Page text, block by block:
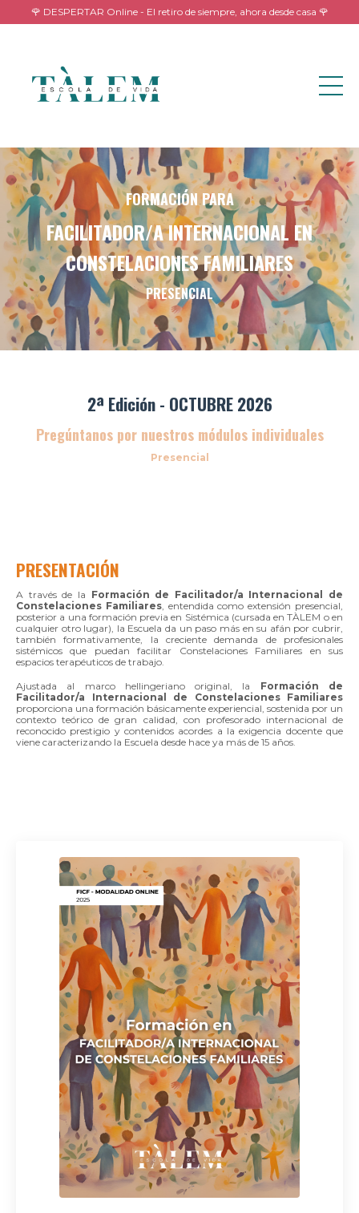
🌹 DESPERTAR Online - El retiro de siempre, ahora desde casa 🌹
FORMACIÓN PARA
FACILITADOR/A INTERNACIONAL EN
CONSTELACIONES FAMILIARES
PRESENCIAL
2ª Edición - OCTUBRE 2026
Pregúntanos por nuestros módulos individuales
Presencial
PRESENTACIÓN
A través de la Formación de Facilitador/a Internacional de
Constelaciones Familiares, entendida como extensión presencial,
posterior a una formación previa en Sistémica (cursada en TÀLEM o en
cualquier otro lugar), la Escuela da un paso más en su afán por cubrir,
también formativamente, la creciente demanda de profesionales
sistémicos que puedan facilitar Constelaciones Familiares en sus
espacios terapéuticos de trabajo.
Ajustada al marco hellingeriano original, la Formación de
Facilitador/a Internacional de Constelaciones Familiares
proporciona una formación básicamente experiencial, sostenida por un
contexto teórico de gran calidad, con profesorado internacional de
reconocido prestigio y contenidos acordes a la exigencia docente que
viene caracterizando la Escuela desde hace ya más de 15 años.